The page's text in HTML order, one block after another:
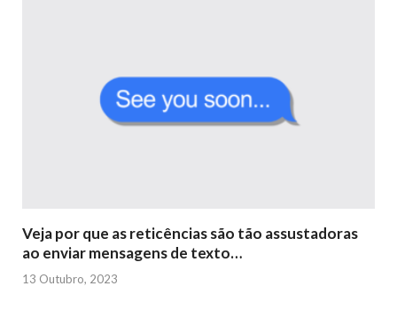
Veja por que as reticências são tão assustadoras
ao enviar mensagens de texto…
13 Outubro, 2023